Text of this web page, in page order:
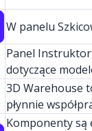
W panelu
Panel
dotyczące
3D Warehouse
płynnie
Komponenty są